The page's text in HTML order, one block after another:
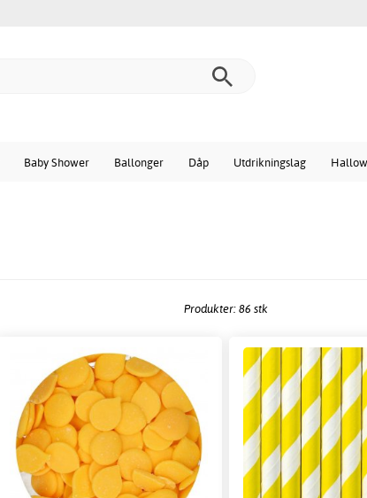
Baby Shower Ballonger Dåp Utdrikningslag
Produkter: 86 stk